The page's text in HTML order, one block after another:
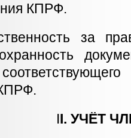
КПРФ.
за
II. УЧЁТ